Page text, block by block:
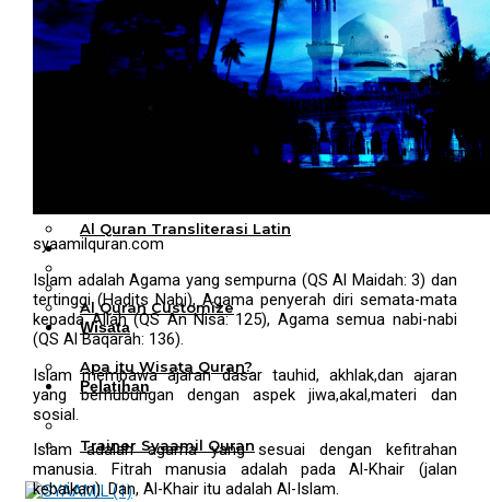
Al Quran Tajwid Terjemah
Bukhara A6
Al Quran Tajwid Terjemah
Bukhara A5
Al Quran Tajwid Terjemah
Al Quran Spesial Wanita Azalia
Al Quran Terjemah Per Kata
Al Quran Transliterasi Latin
Kemitraan
Wholesale & Retail
Al Quran Customize
Wisata
Quran
Apa itu Wisata Quran?
Pelatihan
Kequranan
Trainer Syaamil Quran
syaamilquran.com
Islam adalah Agama yang sempurna (QS Al Maidah: 3) dan
tertinggi (Hadits Nabi), Agama penyerah diri semata-mata
kepada Allah (QS An Nisa: 125), Agama semua nabi-nabi
(QS Al Baqarah: 136).
Islam membawa ajaran dasar tauhid, akhlak,dan ajaran
yang berhubungan dengan aspek jiwa,akal,materi dan
sosial.
Islam adalah agama yang sesuai dengan kefitrahan
manusia. Fitrah manusia adalah pada Al-Khair (jalan
kebaikan). Dan, Al-Khair itu adalah Al-Islam.